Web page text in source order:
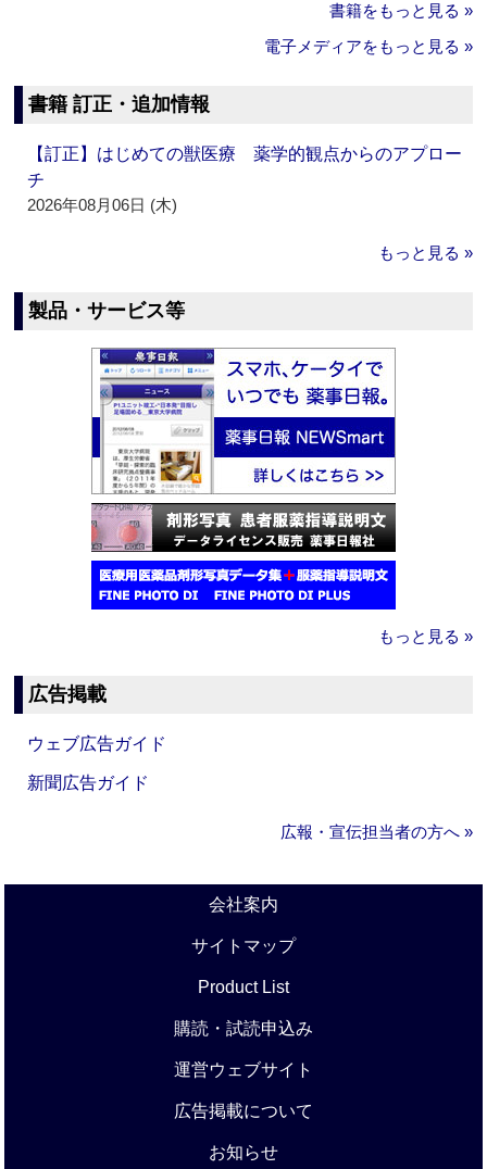
書籍をもっと見る »
電子メディアをもっと見る »
書籍 訂正・追加情報
【訂正】はじめての獣医療 薬学的観点からのアプロー
チ
2026年08月06日 (木)
もっと見る »
製品・サービス等
もっと見る »
広告掲載
ウェブ広告ガイド
新聞広告ガイド
広報・宣伝担当者の方へ »
会社案内
サイトマップ
Product List
購読・試読申込み
運営ウェブサイト
広告掲載について
お知らせ